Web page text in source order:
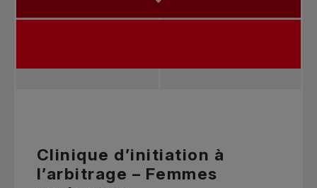
Clinique d’initiation à
l’arbitrage – Femmes